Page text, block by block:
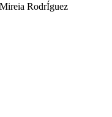
RodrÍguez